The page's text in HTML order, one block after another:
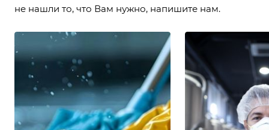
не нашли то, что Вам нужно, напишите нам.